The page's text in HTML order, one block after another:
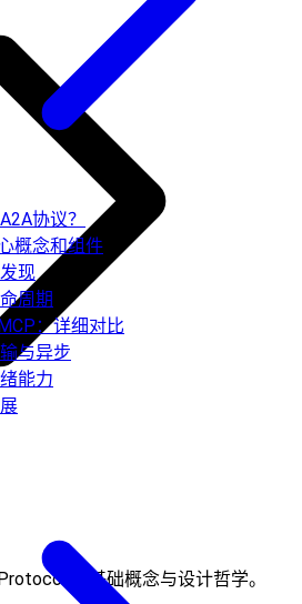
协议？
概念和组件
现
周期
：详细对比
与异步
能力
的基础概念与设计哲学。